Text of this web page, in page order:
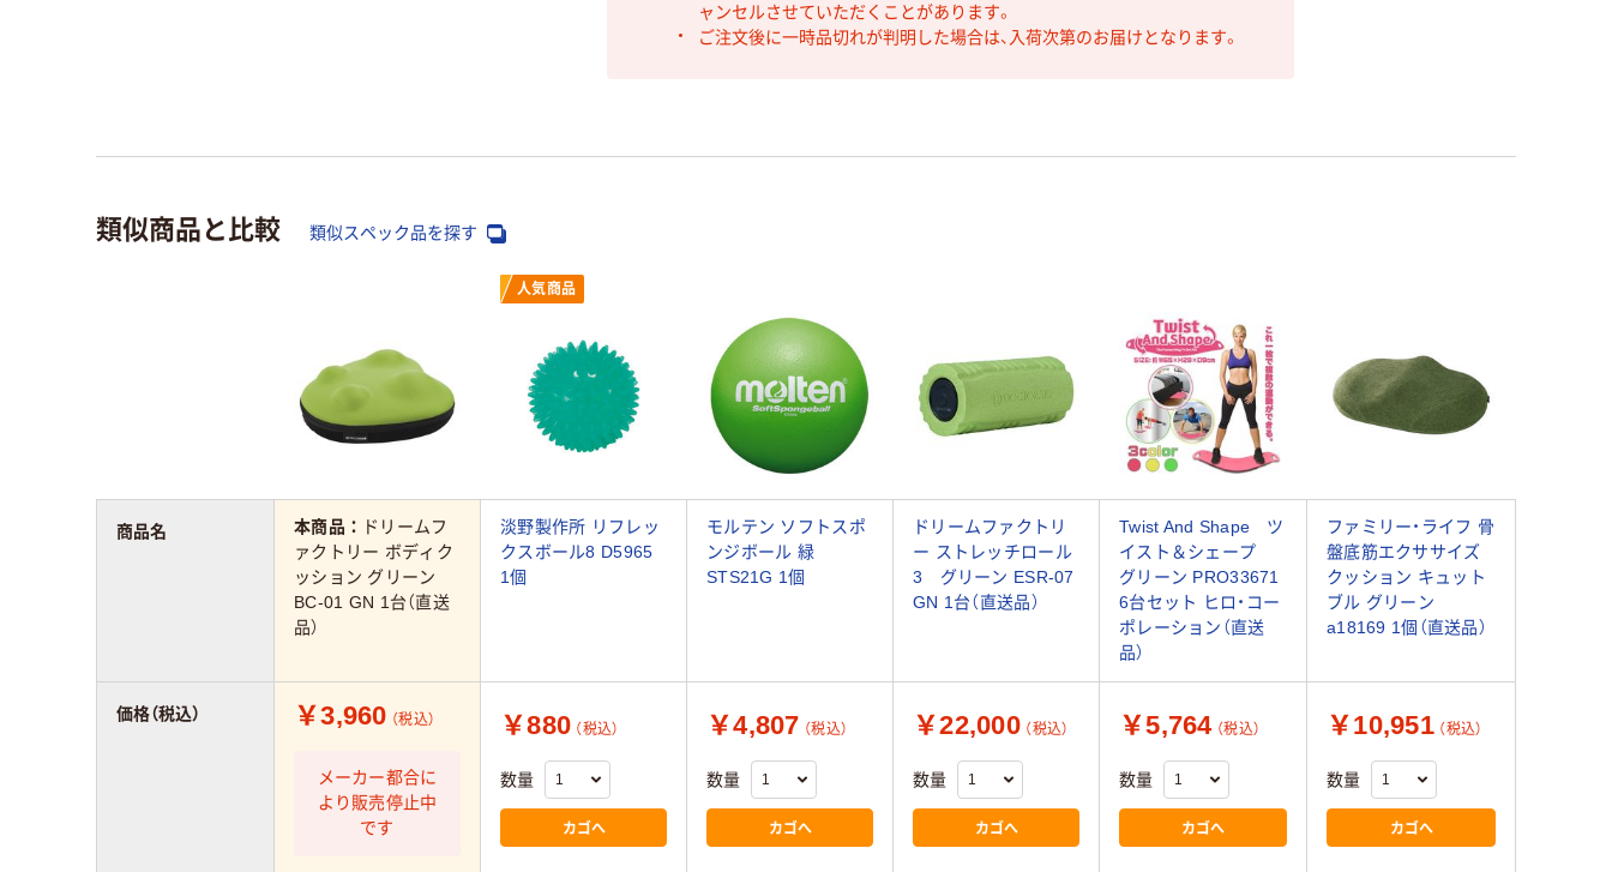
ャンセルさせていただくことがあります。
ご注文後に一時品切れが判明した場合は、入荷次第のお届けとなります。
類似商品と比較 類似スペック品を探す
人気商品
商品名 本商品： ドリームフ
ァクトリー ボディク
ッション グリーン
BC-01 GN 1台（直送
品）
淡野製作所 リフレッ
クスボール8 D5965
1個
モルテン ソフトスポ
ンジボール 緑
STS21G 1個
ドリームファクトリ
ー ストレッチロール
3 グリーン ESR-07
GN 1台（直送品）
Twist And Shape ツ
イスト＆シェープ
グリーン PRO33671
6台セット ヒロ・コー
ポレーション（直送
品）
ファミリー・ライフ 骨
盤底筋エクササイズ
クッション キュット
ブル グリーン
a18169 1個（直送品）
価格（税込） ￥3,960 （税込）
メーカー都合に
より販売停止中
です
￥880 （税込）
数量
カゴへ
￥4,807 （税込）
数量
カゴへ
￥22,000 （税込）
数量
カゴへ
￥5,764 （税込）
数量
カゴへ
￥10,951 （税込）
数量
カゴへ